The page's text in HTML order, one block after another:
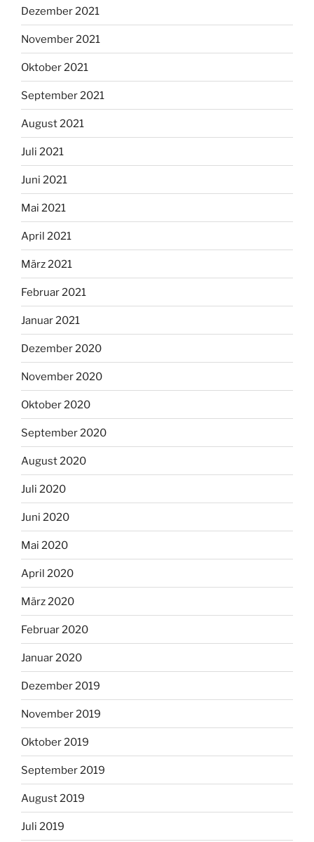
Dezember 2021
November 2021
Oktober 2021
September 2021
August 2021
Juli 2021
Juni 2021
Mai 2021
April 2021
März 2021
Februar 2021
Januar 2021
Dezember 2020
November 2020
Oktober 2020
September 2020
August 2020
Juli 2020
Juni 2020
Mai 2020
April 2020
März 2020
Februar 2020
Januar 2020
Dezember 2019
November 2019
Oktober 2019
September 2019
August 2019
Juli 2019